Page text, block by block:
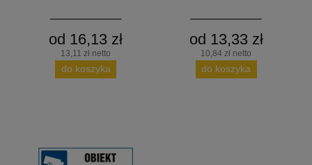
od 16,13 zł
13,11 zł netto
do koszyka
od 13,33 zł
10,84 zł netto
do koszyka